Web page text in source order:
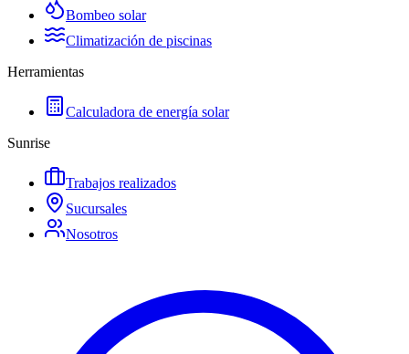
Bombeo solar
Climatización de piscinas
Herramientas
Calculadora de energía solar
Sunrise
Trabajos realizados
Sucursales
Nosotros